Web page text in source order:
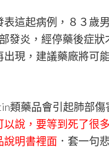
這起病例，８３歲
發炎，經停藥後症狀
現，建議藥廠將可
類藥品會引起肺部傷
說，要等到死了很
說明書裡面 ．套一句